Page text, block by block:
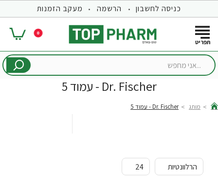
כניסה לחשבון הרשמה מעקב הזמנות
0
...אני
Dr. Fischer - עמוד 5
מותג Dr. Fischer - עמוד 5